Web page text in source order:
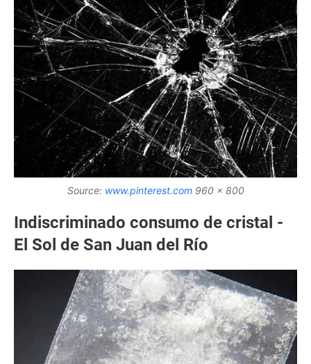
Source: www.pinterest.com960 x 800
Indiscriminado consumo de cristal -
El Sol de San Juan del Río